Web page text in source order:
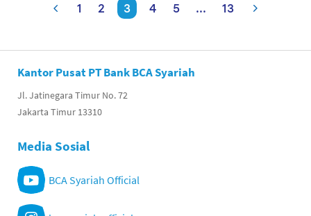
1 2 3 4 5 ... 13
Kantor Pusat PT Bank BCA Syariah
Jl. Jatinegara Timur No. 72
Jakarta Timur 13310
Media Sosial
BCA Syariah Official